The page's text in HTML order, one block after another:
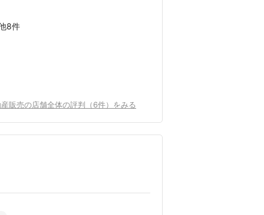
8件
販売の店舗全体の評判（6件）をみる